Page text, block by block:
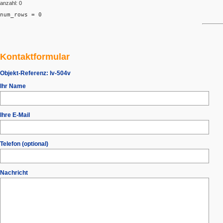
anzahl: 0
num_rows = 0
Kontaktformular
Objekt-Referenz: lv-504v
Ihr Name
Ihre E-Mail
Telefon (optional)
Nachricht